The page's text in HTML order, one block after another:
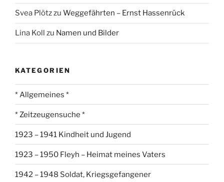
Svea Plötzzu Weggefährten – Ernst Hassenrück
Lina Koll zu Namen und Bilder
KATEGORIEN
* Allgemeines *
* Zeitzeugensuche *
1923 – 1941 Kindheit und Jugend
1923 – 1950 Fleyh – Heimat meines Vaters
1942 – 1948 Soldat, Kriegsgefangener